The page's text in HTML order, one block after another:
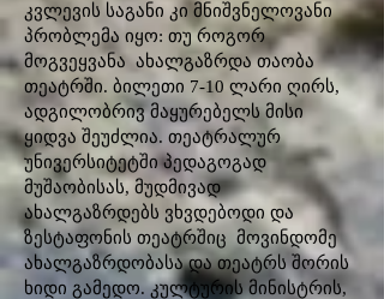
კვლევის საგანი კი მნიშვნელოვანი
პრობლემა იყო: თუ როგორ
მოგვეყვანა ახალგაზრდა თაობა
თეატრში. ბილეთი 7-10 ლარი ღირს,
ადგილობრივ მაყურებელს მისი
ყიდვა შეუძლია. თეატრალურ
უნივერსიტეტში პედაგოგად
მუშაობისას, მუდმივად
ახალგაზრდებს ვხვდებოდი და
ზესტაფონის თეატრშიც მოვინდომე
ახალგაზრდობასა და თეატრს შორის
ხიდი გამედო. კულტურის მინისტრის,